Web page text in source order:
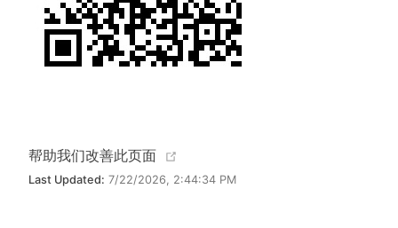
帮助我们改善此页面
Last Updated: 7/22/2026, 2:44:34 PM